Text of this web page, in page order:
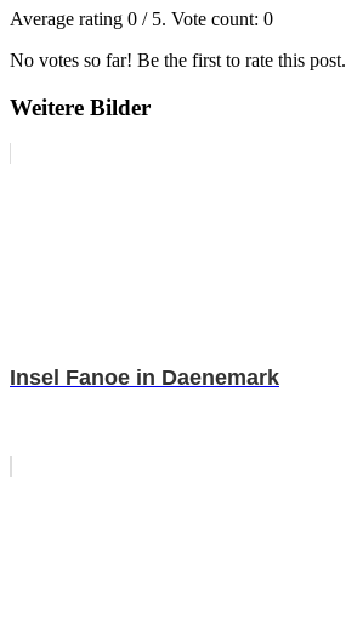
Average rating 0 / 5. Vote count: 0
No votes so far! Be the first to rate this post.
Weitere Bilder
Insel Fanoe in Daenemark